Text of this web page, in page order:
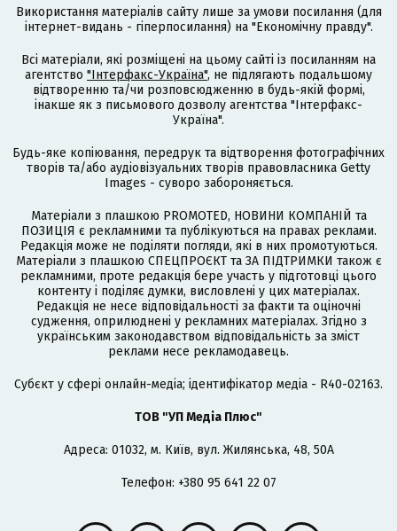
Використання матеріалів сайту лише за умови посилання (для
інтернет-видань - гіперпосилання) на "Економічну правду".
Всі матеріали, які розміщені на цьому сайті із посиланням на
агентство "Інтерфакс-Україна", не підлягають подальшому
відтворенню та/чи розповсюдженню в будь-якій формі,
інакше як з письмового дозволу агентства "Інтерфакс-
Україна".
Будь-яке копіювання, передрук та відтворення фотографічних
творів та/або аудіовізуальних творів правовласника Getty
Images - суворо забороняється.
Матеріали з плашкою PROMOTED, НОВИНИ КОМПАНІЙ та
ПОЗИЦІЯ є рекламними та публікуються на правах реклами.
Редакція може не поділяти погляди, які в них промотуються.
Матеріали з плашкою СПЕЦПРОЄКТ та ЗА ПІДТРИМКИ також є
рекламними, проте редакція бере участь у підготовці цього
контенту і поділяє думки, висловлені у цих матеріалах.
Редакція не несе відповідальності за факти та оціночні
судження, оприлюднені у рекламних матеріалах. Згідно з
українським законодавством відповідальність за зміст
реклами несе рекламодавець.
Cубєкт у сфері онлайн-медіа; ідентифікатор медіа - R40-02163.
ТОВ "УП Медіа Плюс"
Адреса: 01032, м. Київ, вул. Жилянська, 48, 50А
Телефон: +380 95 641 22 07